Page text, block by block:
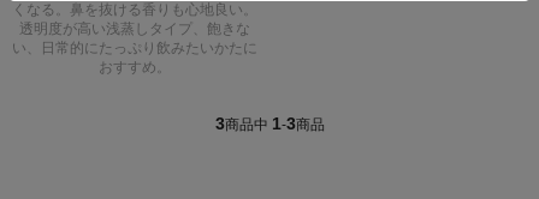
くなる。鼻を抜ける香りも心地良い。
透明度が高い浅蒸しタイプ、飽きな
い、日常的にたっぷり飲みたいかたに
おすすめ。
3商品中 1-3商品